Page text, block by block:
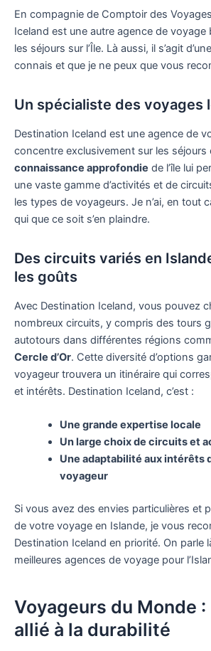
En compagnie de Comptoir des
Iceland est une autre agence de voyage
les séjours sur l’Île. Là aussi, il s’agit
connais et que je ne peux que vous
Un spécialiste des voyages
Destination Iceland est une agence de
concentre exclusivement sur les séjours
connaissance approfondie de l’île lui
une vaste gamme d’activités et de
les types de voyageurs. Je n’ai, en tout
qui que ce soit s’en plaindre.
Des circuits variés en
les goûts
Avec Destination Iceland, vous pouvez
nombreux circuits, y compris des tours
autotours dans différentes régions
Cercle d’Or. Cette diversité d’options
voyageur trouvera un itinéraire qui
et intérêts. Destination Iceland, c’est :
Une grande expertise locale
Un large choix de circuits et
Une adaptabilité aux intérêts
voyageur
Si vous avez des envies particulières et
de votre voyage en Islande, je vous
Destination Iceland en priorité. On parle
meilleures agences de voyage pour
Voyageurs du Monde :
allié à la durabilité